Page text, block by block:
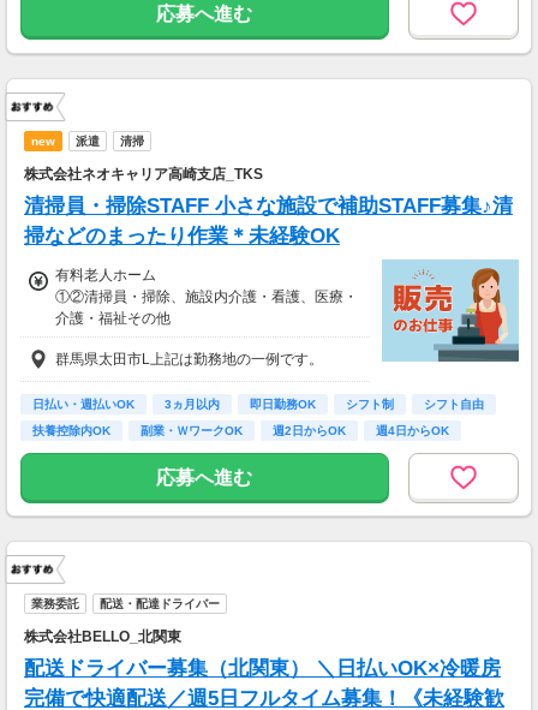
応募へ進む
new 派遣 清掃
株式会社ネオキャリア高崎支店_TKS
清掃員・掃除STAFF 小さな施設で補助STAFF募集♪清
掃などのまったり作業＊未経験OK
有料老人ホーム
①②清掃員・掃除、施設内介護・看護、医療・
介護・福祉その他
①時給1,550円～1,800円、②時給1,750円～1,8
00円
【経験・お持ちの資格によって異なります】
■未経験の方（無資格）：時給1550円～
■未経験の方（有資格）：時給1550円～
■経験者（有資格）：時給1750円～
■介護福祉士：時給1800円
群馬県太田市L上記は勤務地の一例です。
日払い・週払いOK 3ヵ月以内 即日勤務OK シフト制
シフト自由
扶養控除内OK
副業・ＷワークOK 週2日からOK 週4日からOK
応募へ進む
業務委託 配送・配達ドライバー
株式会社BELLO_北関東
配送ドライバー募集（北関東） ＼日払いOK×冷暖房
完備で快適配送／週5日フルタイム募集！《未経験歓